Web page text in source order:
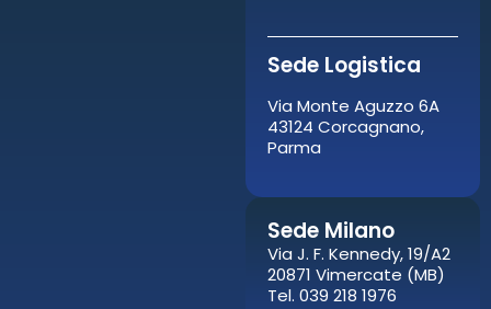
Sede Logistica
Via Monte Aguzzo 6A
43124 Corcagnano,
Parma
Sede Milano
Via J. F. Kennedy, 19/A2
20871 Vimercate (MB)
Tel. 039 218 1976